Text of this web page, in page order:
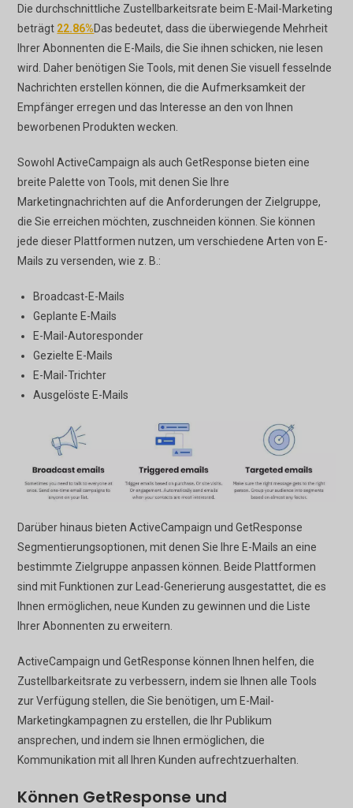
Die durchschnittliche Zustellbarkeitsrate beim E-Mail-Marketing
beträgt 22.86%Das bedeutet, dass die überwiegende Mehrheit
Ihrer Abonnenten die E-Mails, die Sie ihnen schicken, nie lesen
wird. Daher benötigen Sie Tools, mit denen Sie visuell fesselnde
Nachrichten erstellen können, die die Aufmerksamkeit der
Empfänger erregen und das Interesse an den von Ihnen
beworbenen Produkten wecken.
Sowohl ActiveCampaign als auch GetResponse bieten eine
breite Palette von Tools, mit denen Sie Ihre
Marketingnachrichten auf die Anforderungen der Zielgruppe,
die Sie erreichen möchten, zuschneiden können. Sie können
jede dieser Plattformen nutzen, um verschiedene Arten von E-
Mails zu versenden, wie z. B.:
Broadcast-E-Mails
Geplante E-Mails
E-Mail-Autoresponder
Gezielte E-Mails
E-Mail-Trichter
Ausgelöste E-Mails
Darüber hinaus bieten ActiveCampaign und GetResponse
Segmentierungsoptionen, mit denen Sie Ihre E-Mails an eine
bestimmte Zielgruppe anpassen können. Beide Plattformen
sind mit Funktionen zur Lead-Generierung ausgestattet, die es
Ihnen ermöglichen, neue Kunden zu gewinnen und die Liste
Ihrer Abonnenten zu erweitern.
ActiveCampaign und GetResponse können Ihnen helfen, die
Zustellbarkeitsrate zu verbessern, indem sie Ihnen alle Tools
zur Verfügung stellen, die Sie benötigen, um E-Mail-
Marketingkampagnen zu erstellen, die Ihr Publikum
ansprechen, und indem sie Ihnen ermöglichen, die
Kommunikation mit all Ihren Kunden aufrechtzuerhalten.
Können GetResponse und